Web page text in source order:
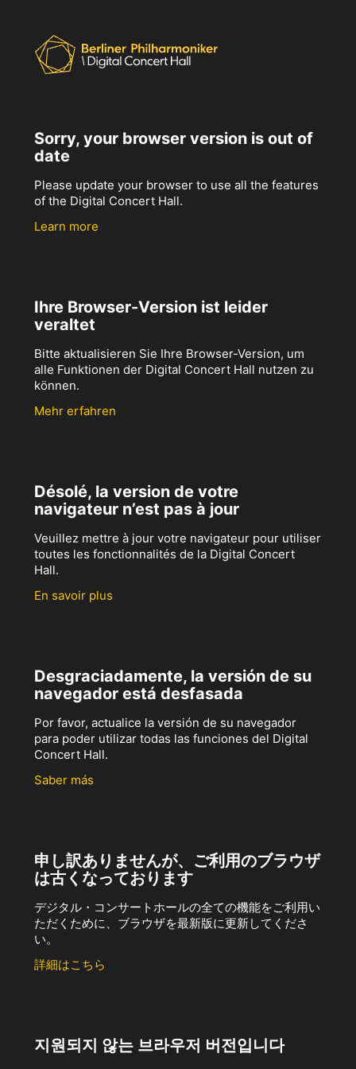
Sorry, your browser version is out of
date
Please update your browser to use all the features
of the Digital Concert Hall.
Learn more
Ihre Browser-Version ist leider
veraltet
Bitte aktualisieren Sie Ihre Browser-Version, um
alle Funktionen der Digital Concert Hall nutzen zu
können.
Mehr erfahren
Désolé, la version de votre
navigateur n’est pas à jour
Veuillez mettre à jour votre navigateur pour utiliser
toutes les fonctionnalités de la Digital Concert
Hall.
En savoir plus
Desgraciadamente, la versión de su
navegador está desfasada
Por favor, actualice la versión de su navegador
para poder utilizar todas las funciones del Digital
Concert Hall.
Saber más
申し訳ありませんが、ご利用のブラウザ
は古くなっております
デジタル・コンサートホールの全ての機能をご利用い
ただくために、ブラウザを最新版に更新してくださ
い。
詳細はこちら
지원되지 않는 브라우저 버전입니다